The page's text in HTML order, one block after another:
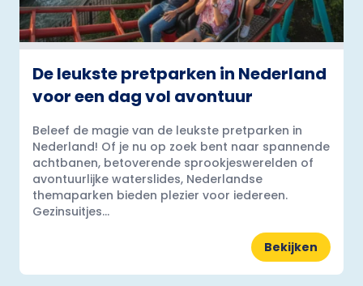
De leukste pretparken in Nederland
voor een dag vol avontuur
Beleef de magie van de leukste pretparken in
Nederland! Of je nu op zoek bent naar spannende
achtbanen, betoverende sprookjeswerelden of
avontuurlijke waterslides, Nederlandse
themaparken bieden plezier voor iedereen.
Gezinsuitjes...
Bekijken